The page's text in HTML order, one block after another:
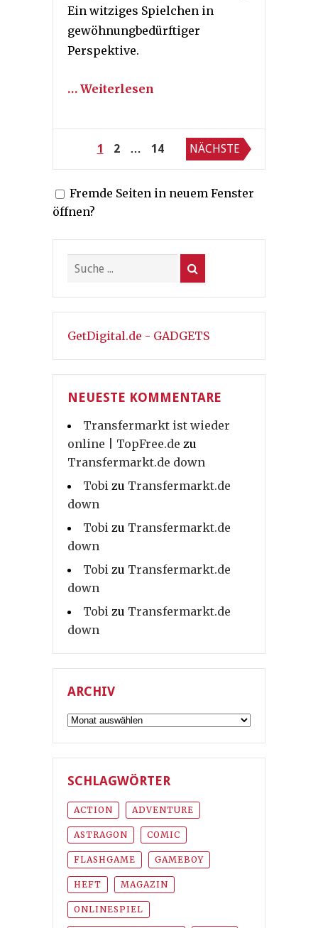
Ein witziges Spielchen in
gewöhnungbedürftiger
Perspektive.
… Weiterlesen
Seitennummerierung
der
Beiträge
1 2 … 14 NÄCHSTE
Fremde Seiten in neuem Fenster
öffnen?
GetDigital.de - GADGETS
NEUESTE KOMMENTARE
Transfermarkt ist wieder
online | TopFree.de zu
Transfermarkt.de down
Tobi zu Transfermarkt.de
down
Tobi zu Transfermarkt.de
down
Tobi zu Transfermarkt.de
down
Tobi zu Transfermarkt.de
down
ARCHIV
Archiv
SCHLAGWÖRTER
ACTION ADVENTURE
ASTRAGON COMIC
FLASHGAME GAMEBOY
HEFT MAGAZIN
ONLINESPIEL